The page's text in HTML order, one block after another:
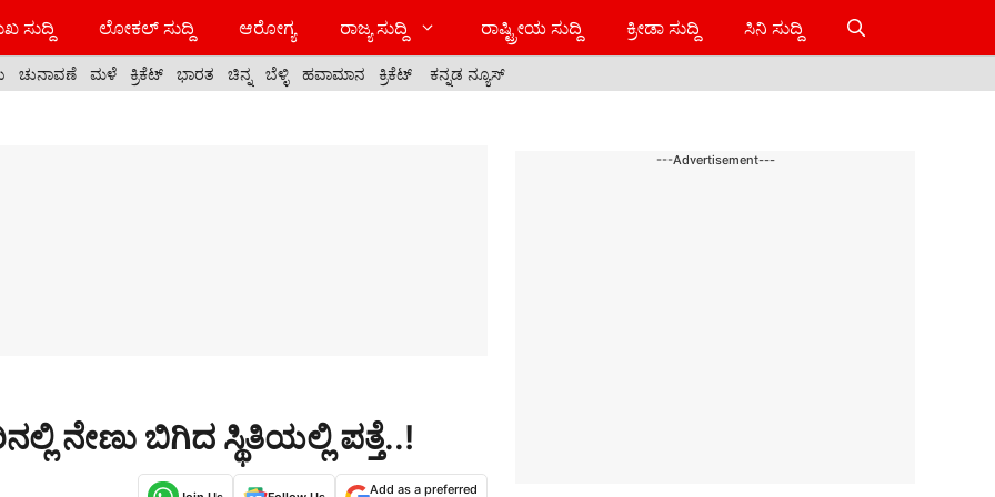
ಸುದ್ದಿ ಲೋಕಲ್ ಸುದ್ದಿ ಆರೋಗ್ಯ ರಾಜ್ಯ ಸುದ್ದಿ ರಾಷ್ಟ್ರೀಯ ಸುದ್ದಿ ಕ್ರೀಡಾ ಸುದ್ದಿ ಸಿನಿ ಸುದ್ದಿ
ಚುನಾವಣೆ ಮಳೆ ಕ್ರಿಕೆಟ್ ಭಾರತ ಚಿನ್ನ ಬೆಳ್ಳಿ ಹವಾಮಾನ ಕ್ರಿಕೆಟ್ ಕನ್ನಡ ನ್ಯೂಸ್
ನೇಣು ಬಿಗಿದ ಸ್ಥಿತಿಯಲ್ಲಿ ಪತ್ತೆ..!
Add as a preferred
---Advertisement---